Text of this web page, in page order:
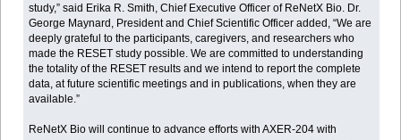
study,” said Erika R. Smith, Chief Executive Officer of ReNetX Bio. Dr.
George Maynard, President and Chief Scientific Officer added, “We are
deeply grateful to the participants, caregivers, and researchers who
made the RESET study possible. We are committed to understanding
the totality of the RESET results and we intend to report the complete
data, at future scientific meetings and in publications, when they are
available.”
ReNetX Bio will continue to advance efforts with AXER-204 with